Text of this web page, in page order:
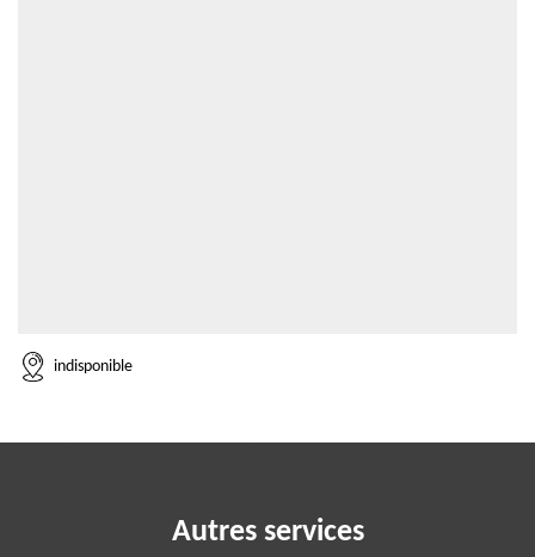
indisponible
Autres services